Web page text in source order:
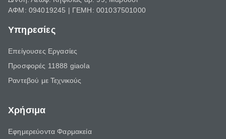
ΑΦΜ: 094019245 | ΓΕΜΗ: 001037501000
Υπηρεσίες
Επείγουσες Εργασίες
Προσφορές 11888 giaola
Ραντεβού με Τεχνικούς
Χρήσιμα
Εφημερεύοντα Φαρμακεία